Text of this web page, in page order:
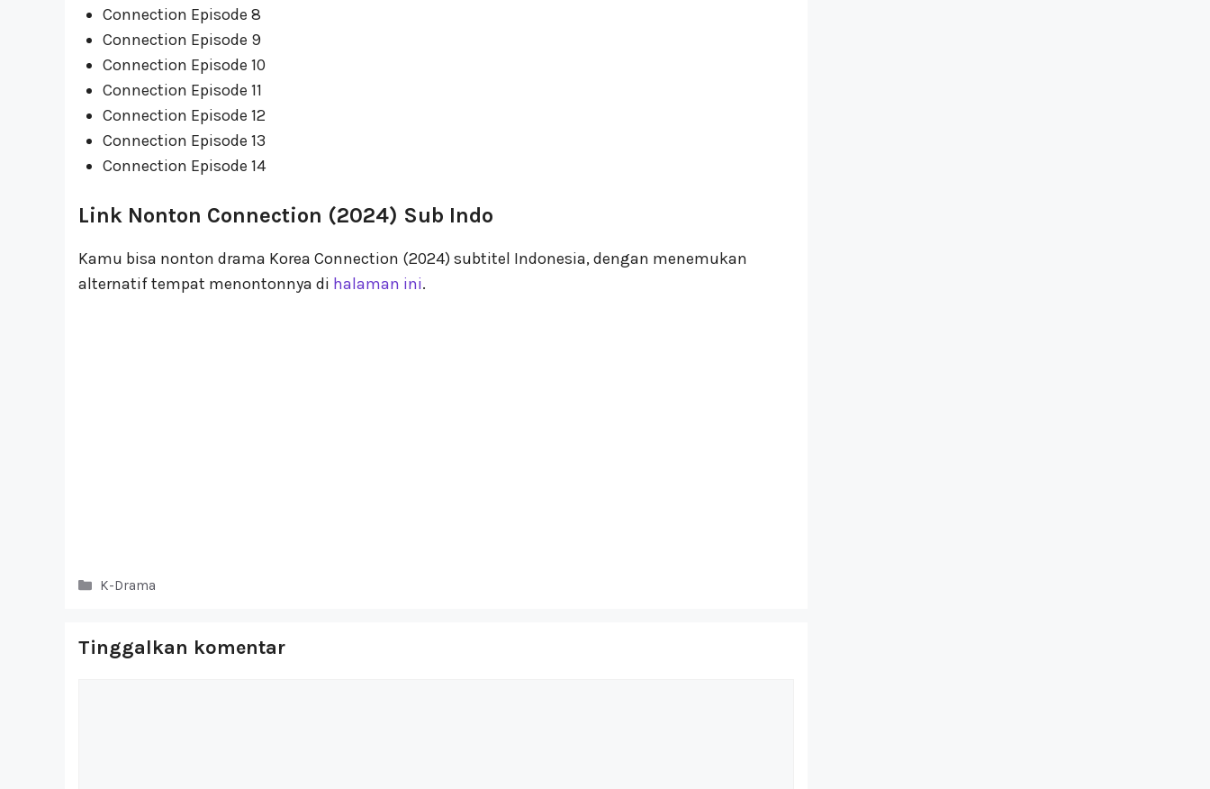
Connection Episode 8
Connection Episode 9
Connection Episode 10
Connection Episode 11
Connection Episode 12
Connection Episode 13
Connection Episode 14
Link Nonton Connection (2024) Sub Indo
Kamu bisa nonton drama Korea Connection (2024) subtitel Indonesia, dengan menemukan
alternatif tempat menontonnya di halaman ini.
Kategori
K-Drama
Tinggalkan komentar